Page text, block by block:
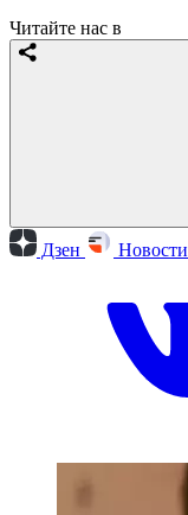
Читайте нас в
Дзен Новости